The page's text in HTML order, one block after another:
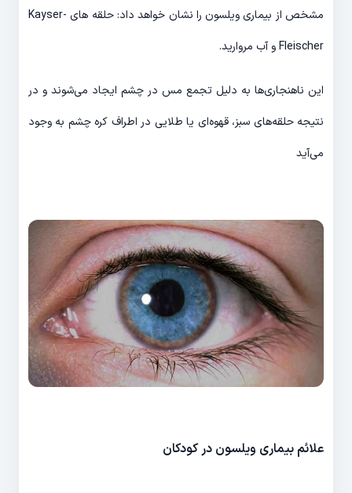
مشخص از بیماری ویلسون را نشان خواهد داد: حلقه های Kayser-
Fleischer و آب مروارید.
این ناهنجاری‌ها به دلیل تجمع مس در چشم ایجاد می‌شوند و در
نتیجه حلقه‌های سبز، قهوه‌ای یا طلایی در اطراف کره چشم به وجود
می‌آید
علائم بیماری ویلسون در کودکان